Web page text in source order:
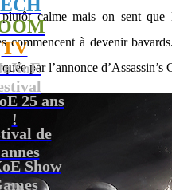
TV
25 ans
!
de
Show
calme mais on sent que
commencent à devenir
par l’annonce d’Assassin’s